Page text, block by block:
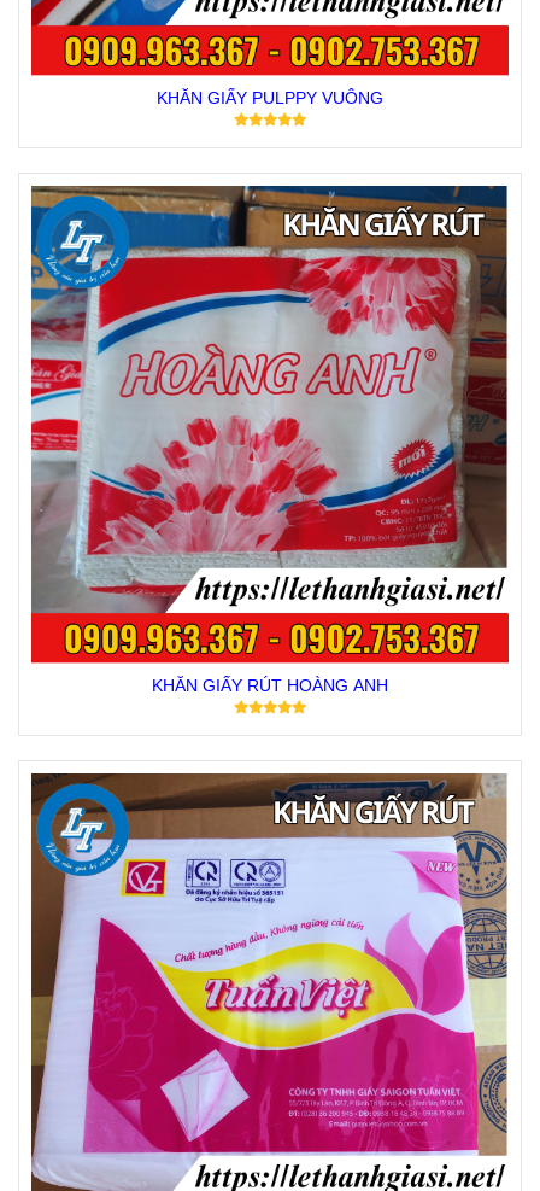
KHĂN GIẤY PULPPY VUÔNG
KHĂN GIẤY RÚT HOÀNG ANH